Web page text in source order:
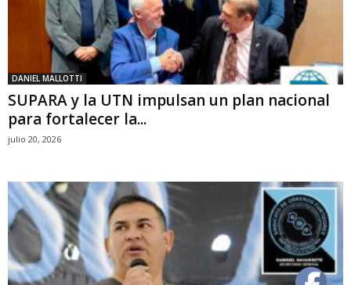
DANIEL MALLOTTI
SUPARA y la UTN impulsan un plan nacional
para fortalecer la...
julio 20, 2026